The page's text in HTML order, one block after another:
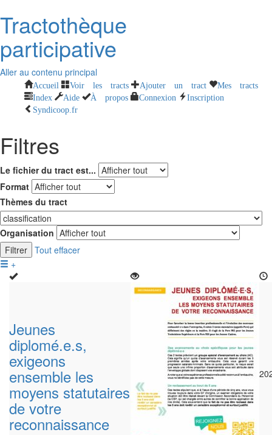
Tractothèque
participative
Aller au contenu principal
Accueil Voir les tracts Ajouter un tract
Mes tracts
Index
Aide À propos Connexion
Inscription
Syndicoop.fr
Filtres
Le fichier du tract est...
Format
Thèmes du tract
Organisation
Filtrer Tout effacer
+
Jeunes
diplomé.e.s,
exigeons
ensemble les
moyens statutaires
de votre
reconnaissance